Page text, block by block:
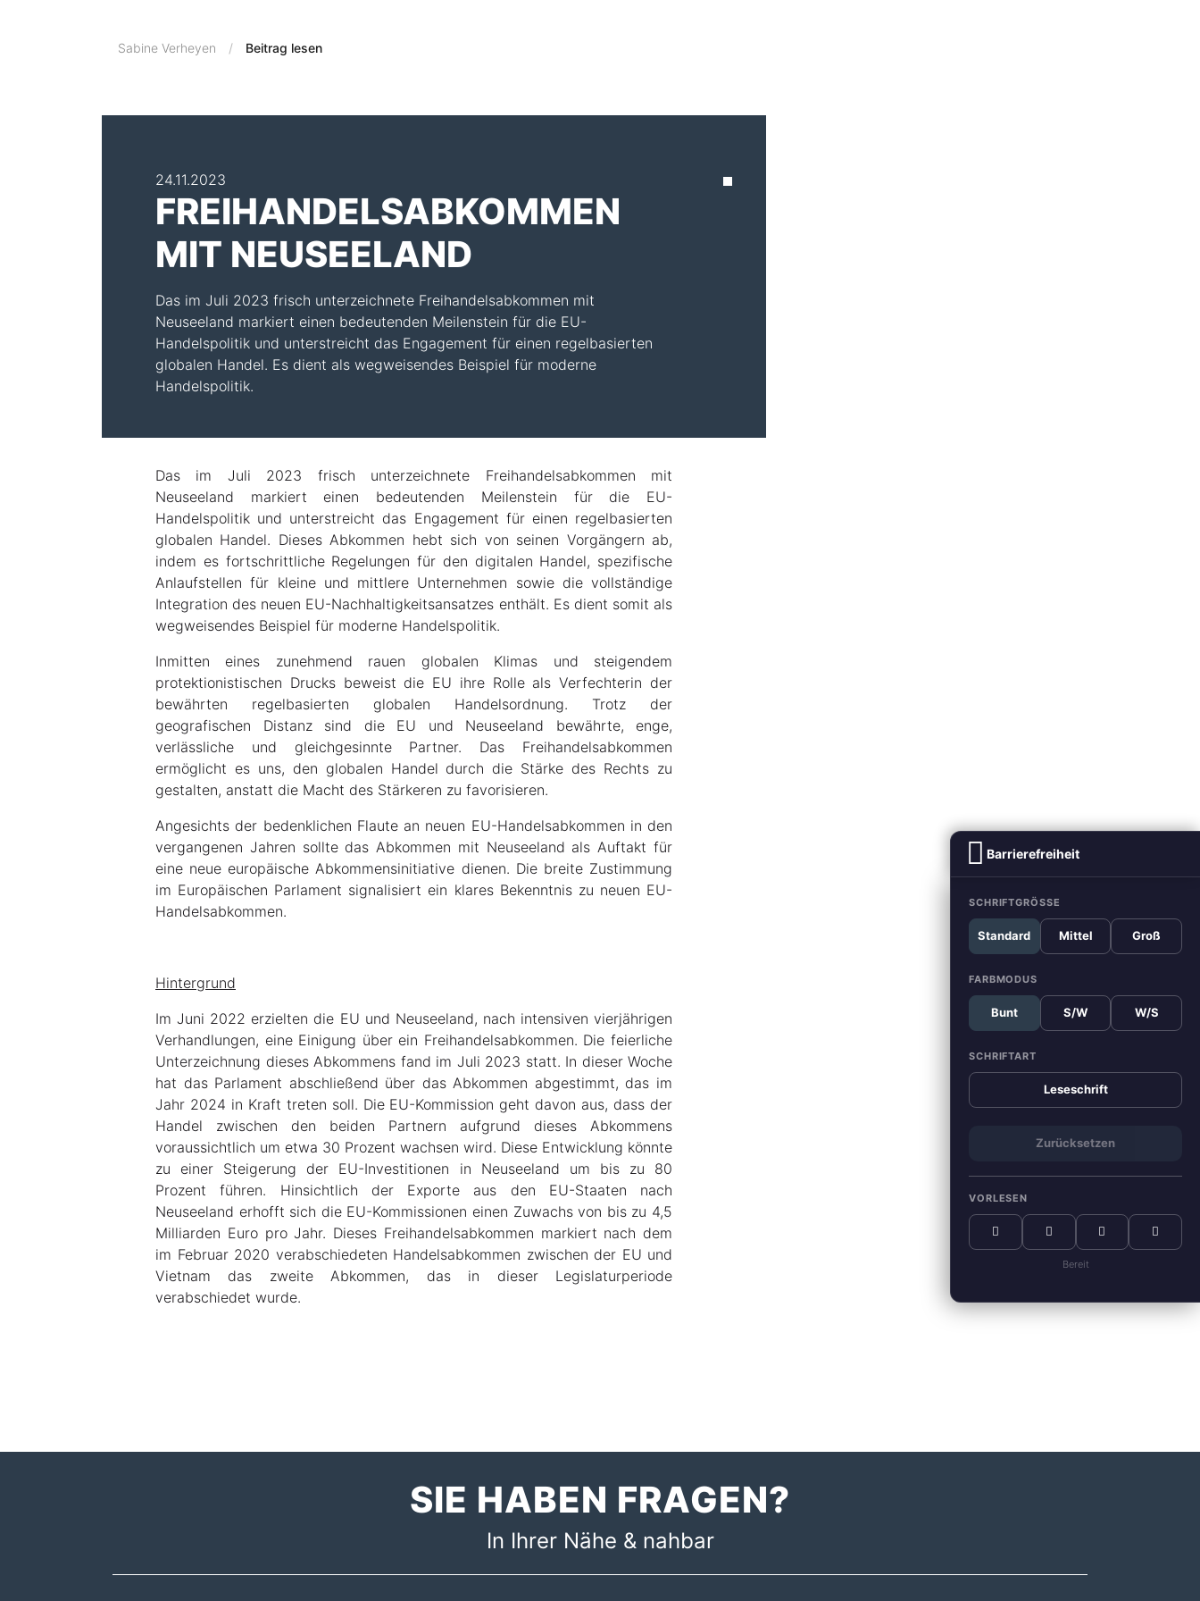
Barrierefreiheit
SCHRIFTGRÖSSE
Standard Mittel Groß
FARBMODUS
Bunt S/W W/S
SCHRIFTART
Leseschrift
Zurücksetzen
VORLESEN
Bereit
Sabine Verheyen Beitrag lesen
24.11.2023
FREIHANDELSABKOMMEN
MIT NEUSEELAND
Das im Juli 2023 frisch unterzeichnete Freihandelsabkommen mit
Neuseeland markiert einen bedeutenden Meilenstein für die EU-
Handelspolitik und unterstreicht das Engagement für einen regelbasierten
globalen Handel. Es dient als wegweisendes Beispiel für moderne
Handelspolitik.
Das im Juli 2023 frisch unterzeichnete Freihandelsabkommen mit
Neuseeland markiert einen bedeutenden Meilenstein für die EU-
Handelspolitik und unterstreicht das Engagement für einen regelbasierten
globalen Handel. Dieses Abkommen hebt sich von seinen Vorgängern ab,
indem es fortschrittliche Regelungen für den digitalen Handel, spezifische
Anlaufstellen für kleine und mittlere Unternehmen sowie die vollständige
Integration des neuen EU-Nachhaltigkeitsansatzes enthält. Es dient somit als
wegweisendes Beispiel für moderne Handelspolitik.
Inmitten eines zunehmend rauen globalen Klimas und steigendem
protektionistischen Drucks beweist die EU ihre Rolle als Verfechterin der
bewährten regelbasierten globalen Handelsordnung. Trotz der
geografischen Distanz sind die EU und Neuseeland bewährte, enge,
verlässliche und gleichgesinnte Partner. Das Freihandelsabkommen
ermöglicht es uns, den globalen Handel durch die Stärke des Rechts zu
gestalten, anstatt die Macht des Stärkeren zu favorisieren.
Angesichts der bedenklichen Flaute an neuen EU-Handelsabkommen in den
vergangenen Jahren sollte das Abkommen mit Neuseeland als Auftakt für
eine neue europäische Abkommensinitiative dienen. Die breite Zustimmung
im Europäischen Parlament signalisiert ein klares Bekenntnis zu neuen EU-
Handelsabkommen.
Hintergrund
Im Juni 2022 erzielten die EU und Neuseeland, nach intensiven vierjährigen
Verhandlungen, eine Einigung über ein Freihandelsabkommen. Die feierliche
Unterzeichnung dieses Abkommens fand im Juli 2023 statt. In dieser Woche
hat das Parlament abschließend über das Abkommen abgestimmt, das im
Jahr 2024 in Kraft treten soll. Die EU-Kommission geht davon aus, dass der
Handel zwischen den beiden Partnern aufgrund dieses Abkommens
voraussichtlich um etwa 30 Prozent wachsen wird. Diese Entwicklung könnte
zu einer Steigerung der EU-Investitionen in Neuseeland um bis zu 80
Prozent führen. Hinsichtlich der Exporte aus den EU-Staaten nach
Neuseeland erhofft sich die EU-Kommissionen einen Zuwachs von bis zu 4,5
Milliarden Euro pro Jahr. Dieses Freihandelsabkommen markiert nach dem
im Februar 2020 verabschiedeten Handelsabkommen zwischen der EU und
Vietnam das zweite Abkommen, das in dieser Legislaturperiode
verabschiedet wurde.
SIE HABEN FRAGEN?
In Ihrer Nähe & nahbar